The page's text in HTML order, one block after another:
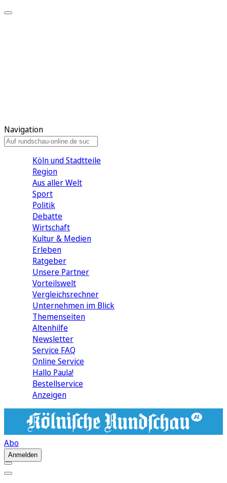
Navigation
Köln und Stadtteile
Region
Aus aller Welt
Sport
Politik
Debatte
Wirtschaft
Kultur & Medien
Erleben
Ratgeber
Unsere Partner
Vorteilswelt
Vergleichsrechner
Unternehmen im Blick
Themenseiten
Altenhilfe
Newsletter
Service FAQ
Online Service
Hallo Paula!
Bestellservice
Anzeigen
Abo
Anmelden